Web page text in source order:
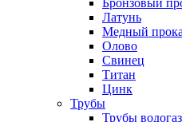
Бронзовый
Латунь
Медный
Олово
Свинец
Титан
Цинк
Трубы
Трубы